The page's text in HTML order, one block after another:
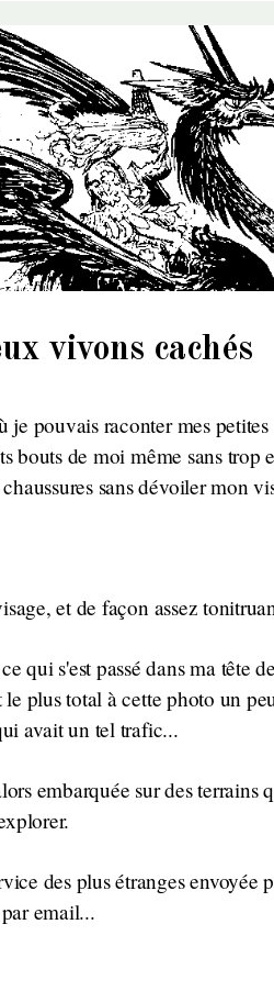
vivons cachés
pouvais raconter mes petites
bouts de moi même sans trop
sans dévoiler mon
et de façon assez
qui s'est passé dans ma tête
plus total à cette photo un
avait un tel trafic...
embarquée sur des terrains
des plus étranges envoyée
email...